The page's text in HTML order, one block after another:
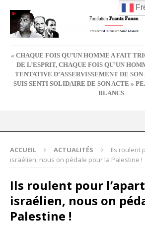
« CHAQUE FOIS QU’UN HOMME A FAIT
DE L’ESPRIT, CHAQUE FOIS QU’UN
TENTATIVE D’ASSERVISSEMENT DE
SUIS SENTI SOLIDAIRE DE SON ACTE »
BLANCS
ACCUEIL ACTUALITÉS
Ils roulent
israélien, nous on pédale pour la Palestine !
Ils roulent pour
israélien, nous on
Palestine !